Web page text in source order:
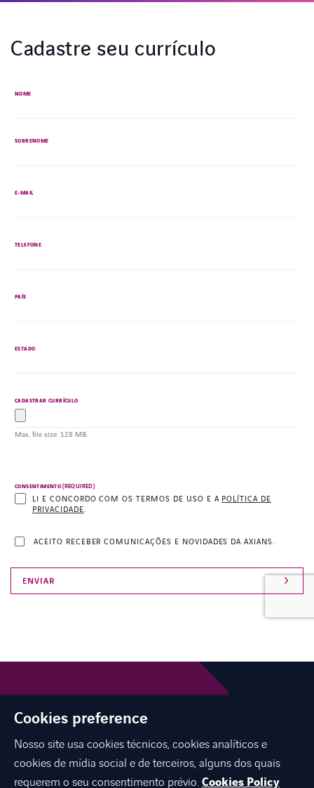
Cadastre seu currículo
NOME
SOBRENOME
E-MAIL
TELEFONE
PAÍS
ESTADO
CADASTRAR CURRÍCULO
Max. file size: 128 MB.
CONSENTIMENTO (REQUIRED)
LI E CONCORDO COM OS TERMOS DE USO E A POLÍTICA DE
PRIVACIDADE.
ACEITO RECEBER COMUNICAÇÕES E NOVIDADES DA AXIANS.
Cookies preference
Nosso site usa cookies técnicos, cookies analíticos e
cookies de mídia social e de terceiros, alguns dos quais
requerem o seu consentimento prévio.Cookies Policy